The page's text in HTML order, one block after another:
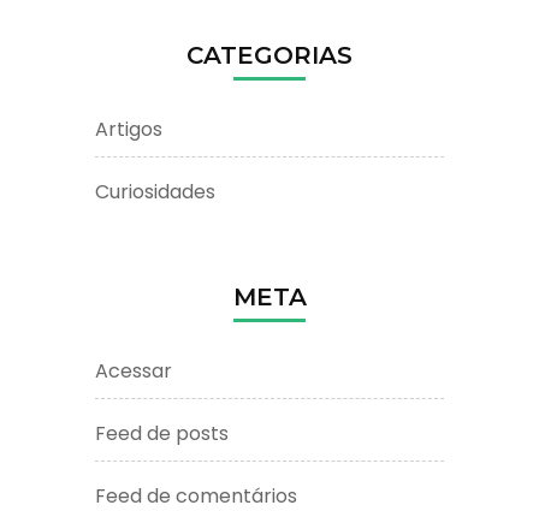
CATEGORIAS
Artigos
Curiosidades
META
Acessar
Feed de posts
Feed de comentários